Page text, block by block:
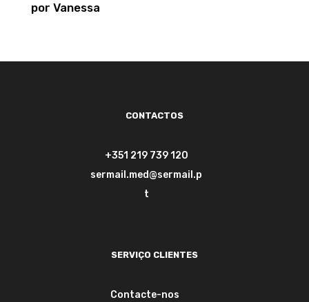
Avaliação5
por Vanessa
CONTACTOS
+351 219 739 120
sermail.med@sermail.p
t
SERVIÇO CLIENTES
Contacte-nos